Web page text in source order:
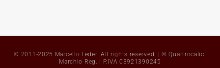
© 2011-2025 Marcello Leder. All rights reserved. | ® Quattrocalici
Marchio Reg. | P.IVA 03921390245